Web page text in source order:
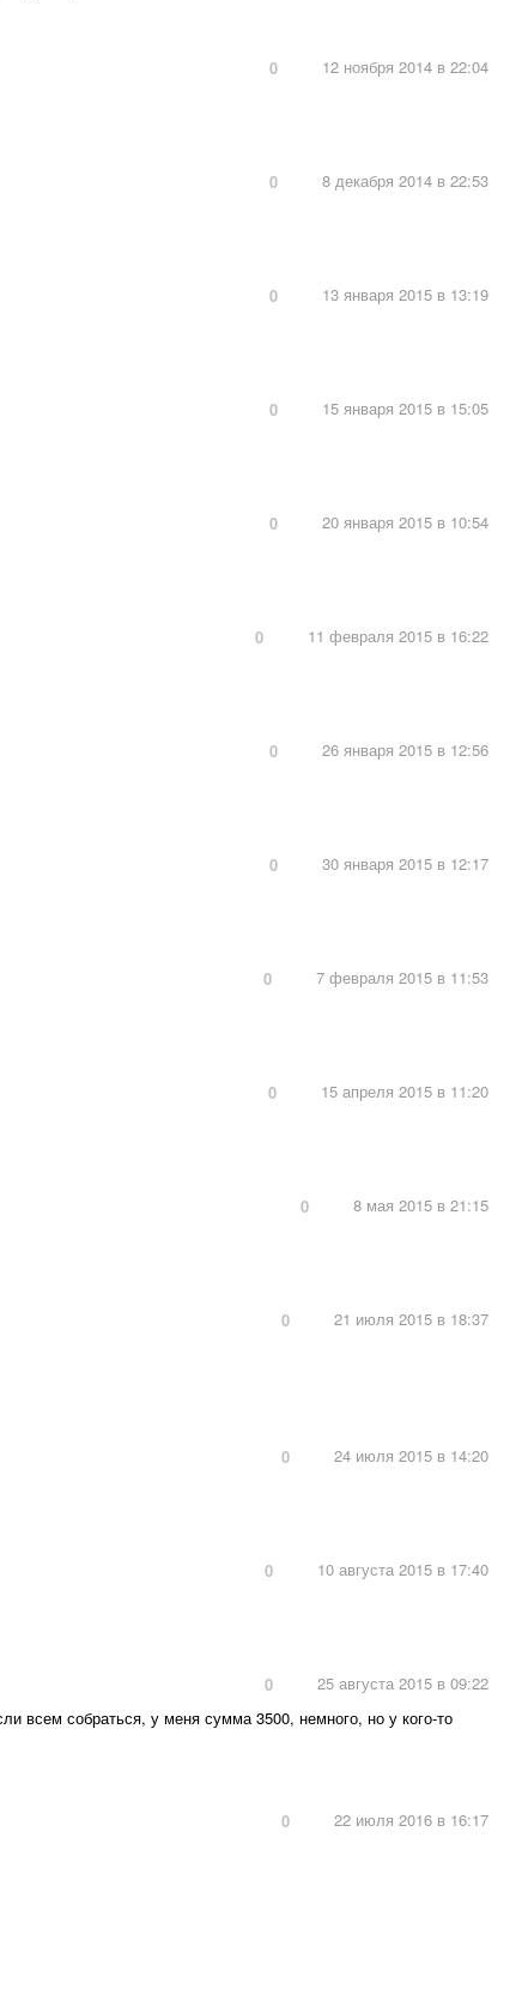
12 ноября 2014 в 22:04
0
8 декабря 2014 в 22:53
0
13 января 2015 в 13:19
0
15 января 2015 в 15:05
0
20 января 2015 в 10:54
0
11 февраля 2015 в 16:22
0
26 января 2015 в 12:56
0
30 января 2015 в 12:17
0
7 февраля 2015 в 11:53
0
15 апреля 2015 в 11:20
0
8 мая 2015 в 21:15
0
21 июля 2015 в 18:37
0
24 июля 2015 в 14:20
0
10 августа 2015 в 17:40
0
25 августа 2015 в 09:22
0
всем собраться, у меня сумма 3500, немного, но у кого-то
22 июля 2016 в 16:17
0